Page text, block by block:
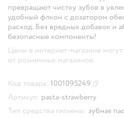
превращают чистку зубов в
удобный флкон с дозатором
расход. Без вредных добавок и
безопасные компоненты!
Цены в интернет-магазине могут
от розничных магазинов.
Код товара: 1001095249
Артикул: pasta-strawberry
Тип средства гигиены: зубная